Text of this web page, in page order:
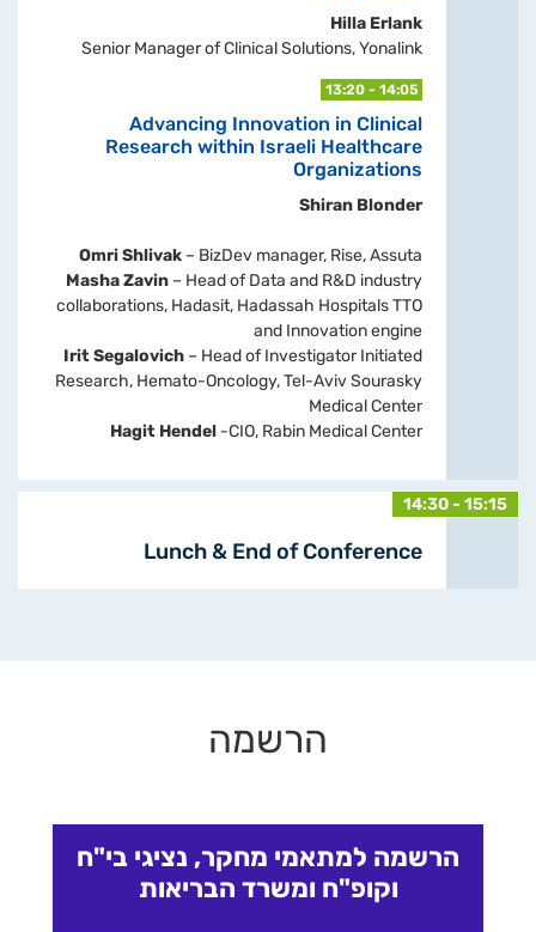
Hilla Erlank
Senior Manager of Clinical Solutions, Yonalink
13:20 - 14:05
Advancing Innovation in Clinical
Research within Israeli Healthcare
Organizations
Shiran Blonder
Omri Shlivak – BizDev manager, Rise, Assuta
Masha Zavin – Head of Data and R&D industry
collaborations, Hadasit, Hadassah Hospitals TTO
and Innovation engine
Irit Segalovich – Head of Investigator Initiated
Research, Hemato-Oncology, Tel-Aviv Sourasky
Medical Center
Hagit Hendel -CIO, Rabin Medical Center
14:30 - 15:15
Lunch & End of Conference
הרשמה
הרשמה למתאמי מחקר, נציגי בי"ח
וקופ"ח ומשרד הבריאות